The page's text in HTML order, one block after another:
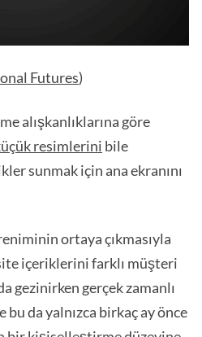
Futures)
alışkanlıklarına göre
resimlerini bile
sunmak için ana ekranını
ortaya çıkmasıyla
içeriklerini farklı müşteri
gezinirken gerçek zamanlı
da yalnızca birkaç ay önce